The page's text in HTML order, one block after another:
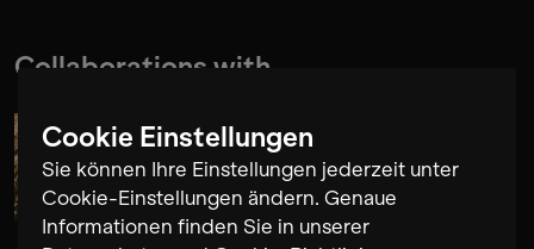
Cookie Einstellungen
Sie können Ihre Einstellungen jederzeit unter
Cookie-Einstellungen ändern. Genaue
Informationen finden Sie in unserer
Collaborations with
Miguel Buenrostro